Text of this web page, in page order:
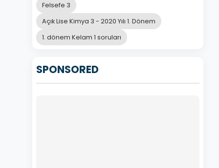
Felsefe 3
Açık Lise Kimya 3 - 2020 Yılı 1. Dönem
1. dönem Kelam 1 soruları
SPONSORED